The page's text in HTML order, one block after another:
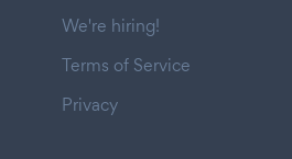
We're hiring!
Terms of Service
Privacy